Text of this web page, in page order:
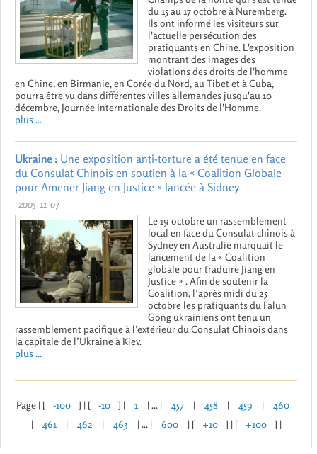
du 15 au 17 octobre à Nuremberg.
Ils ont informé les visiteurs sur
l'actuelle persécution des
pratiquants en Chine. L'exposition
montrant des images des
violations des droits de l'homme
en Chine, en Birmanie, en Corée du Nord, au Tibet et à Cuba,
pourra être vu dans différentes villes allemandes jusqu'au 10
décembre, Journée Internationale des Droits de l'Homme.
plus ...
Ukraine : Une exposition anti-torture a été tenue en face
du Consulat Chinois en soutien à la « Coalition Globale
pour Amener Jiang en Justice » lancée à Sidney
2005-11-07
Le 19 octobre un rassemblement
local en face du Consulat chinois à
Sydney en Australie marquait le
lancement de la « Coalition
globale pour traduire Jiang en
Justice » . Afin de soutenir la
Coalition, l’après midi du 25
octobre les pratiquants du Falun
Gong ukrainiens ont tenu un
rassemblement pacifique à l’extérieur du Consulat Chinois dans
la capitale de l’Ukraine à Kiev.
plus ...
Page | [ -100 ] | [ -10 ] | 1 | ... | 457 | 458 | 459 |
460
|
461 | 462 | 463 | ... | 600 | [ +10 ] | [ +100 ] |